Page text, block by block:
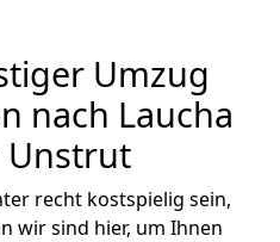
Umzug
nach Laucha
Unstrut
recht kostspielig sein,
wir sind hier, um Ihnen